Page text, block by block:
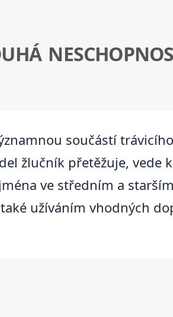
součástí
žlučník přetěžuje, vede
ve středním a
užíváním vhodných